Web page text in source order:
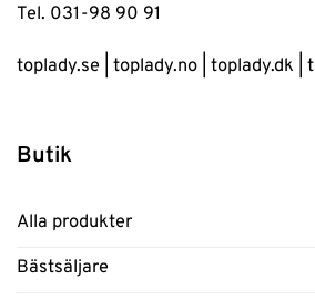
Tel. 031-98 90 91
toplady.se toplady.no toplady.dk
Butik
Alla produkter
Bästsäljare